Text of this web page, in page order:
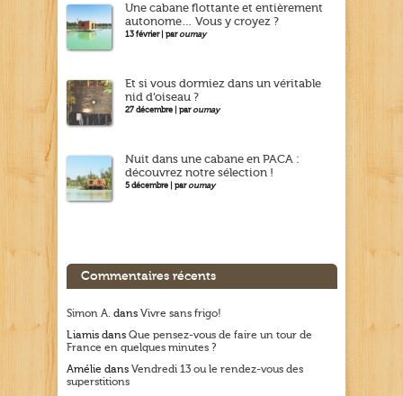
Une cabane flottante et entièrement
autonome… Vous y croyez ?
13 février | paroumay
Et si vous dormiez dans un véritable
nid d’oiseau ?
27 décembre | paroumay
Nuit dans une cabane en PACA :
découvrez notre sélection !
5 décembre | paroumay
Commentaires récents
Simon A. dans Vivre sans frigo!
Liamis dans Que pensez-vous de faire un tour de
France en quelques minutes ?
Amélie dans Vendredi 13 ou le rendez-vous des
superstitions